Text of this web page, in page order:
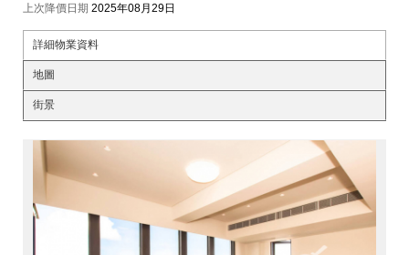
上次降價日期 2025年08月29日
詳細物業資料
地圖
街景